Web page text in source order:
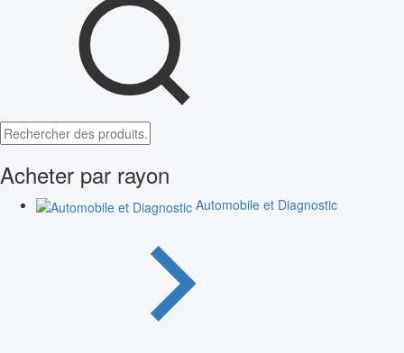
Acheter par rayon
Automobile et Diagnostic